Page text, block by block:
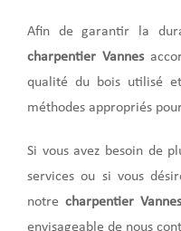
Afin de garantir la
charpentier Vannes
qualité du bois utilisé
méthodes appropriés
Si vous avez besoin de
services ou si vous
notre charpentier Vannes
envisageable de nous